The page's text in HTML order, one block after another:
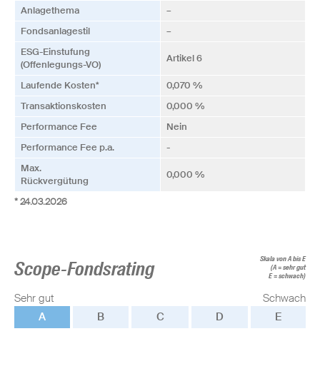
Anlagethema
–
Fonds­anlagestil
–
ESG-Einstufung
(Offenlegungs-VO)
Artikel 6
Laufende Kosten*
0,070 %
Transaktionskosten
0,000 %
Performance Fee
Nein
Performance Fee p.a.
-
Max.
Rückvergütung
0,000 %
* 24.03.2026
Scope-Fondsrating
Skala von A bis E
(A = sehr gut
E = schwach)
Sehr gut
Schwach
A
B C D E